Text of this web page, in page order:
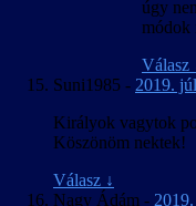
úgy
módok
Válasz
Suni1985 - 2019.
Királyok vagytok
Köszönöm nektek!
Válasz ↓
Nagy Ádám -